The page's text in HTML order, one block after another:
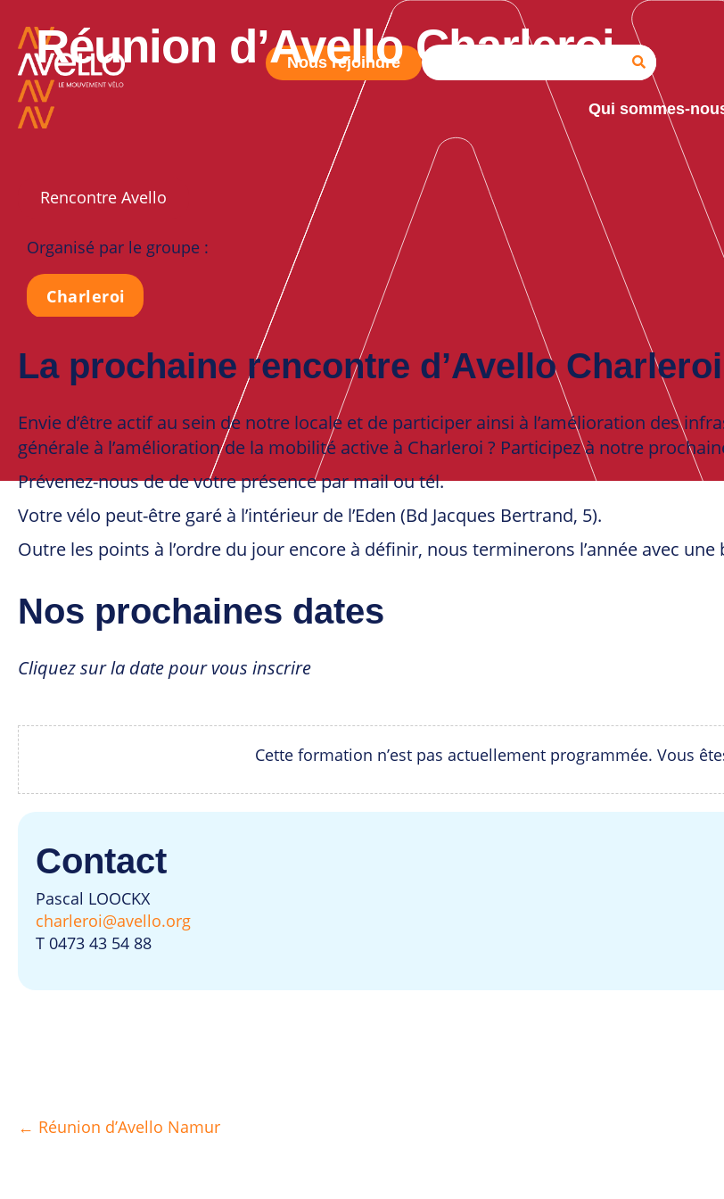
Nous rejoindre
Qui sommes-
Réunion d’Avello Charleroi
Rencontre Avello
Organisé par le groupe :
Charleroi
La prochaine rencontre d’Avello Charleroi
Envie d’être actif au sein de notre locale et de participer ainsi à l’amélioration des
générale à l’amélioration de la mobilité active à Charleroi ? Participez à notre
Prévenez-nous de de votre présence par mail ou tél.
Votre vélo peut-être garé à l’intérieur de l’Eden (Bd Jacques Bertrand, 5).
Outre les points à l’ordre du jour encore à définir, nous terminerons l’année avec
Nos prochaines dates
Cliquez sur la date pour vous inscrire
Cette formation n’est pas actuellement programmée. Vous
Contact
Pascal LOOCKX
charleroi@avello.org
T 0473 43 54 88
Posts
← Réunion d’Avello Namur